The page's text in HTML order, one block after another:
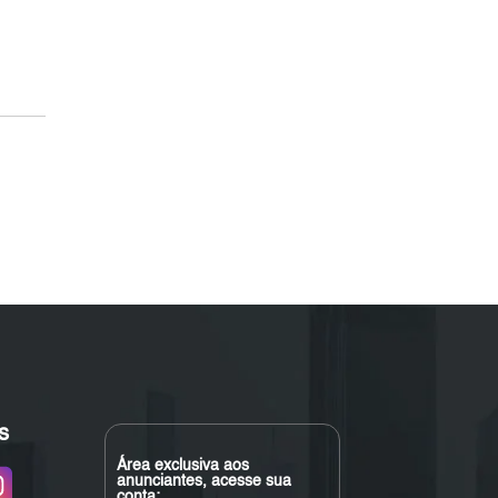
Área exclusiva aos
anunciantes, acesse sua